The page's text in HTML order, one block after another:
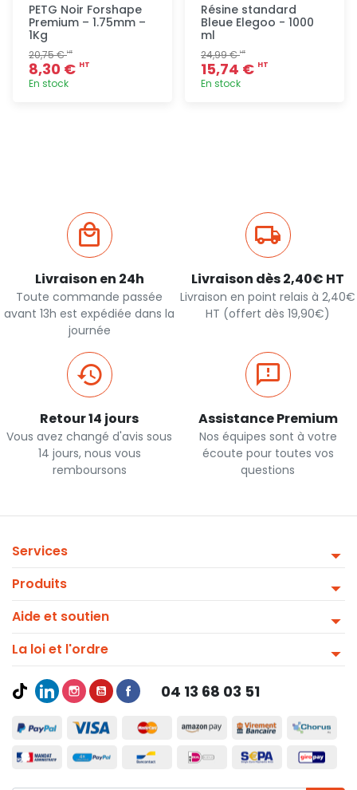
PETG Noir Forshape
Premium – 1.75mm –
1Kg
20,75 €HT
8,30 € HT
En stock
Résine standard
Bleue Elegoo - 1000
ml
24,99 €HT
15,74 € HT
En stock
Livraison en 24h
Toute commande passée
avant 13h est expédiée dans la
journée
Livraison dès 2,40€ HT
Livraison en point relais à 2,40€
HT (offert dès 19,90€)
Retour 14 jours
Vous avez changé d'avis sous
14 jours, nous vous
remboursons
Assistance Premium
Nos équipes sont à votre
écoute pour toutes vos
questions
Services
Produits
Aide et soutien
La loi et l'ordre
04 13 68 03 51